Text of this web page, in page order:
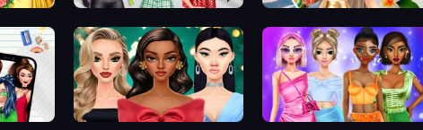
Up Brat Girl Summer Travel with Me: ASMR Edition
2 New Year's Eve Makeup Monochrome Looks